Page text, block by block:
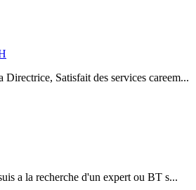
Satisfait des services careem...
a la recherche d'un expert ou BT s...